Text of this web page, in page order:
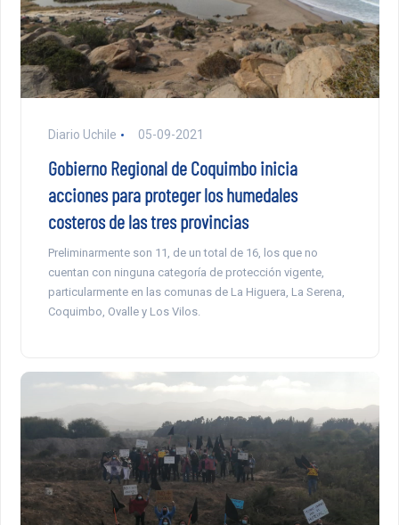
Diario Uchile 05-09-2021
Gobierno Regional de Coquimbo inicia
acciones para proteger los humedales
costeros de las tres provincias
Preliminarmente son 11, de un total de 16, los que no
cuentan con ninguna categoría de protección vigente,
particularmente en las comunas de La Higuera, La Serena,
Coquimbo, Ovalle y Los Vilos.